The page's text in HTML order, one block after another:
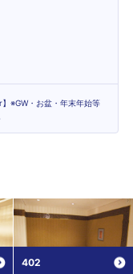
※GW・お盆・年末年始等
402